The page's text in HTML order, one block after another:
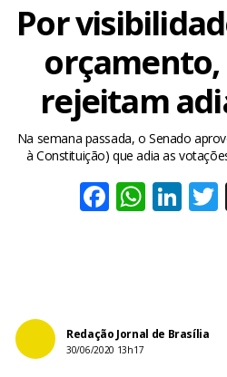
Por
rejeitam
Na semana passada, o Senado
à Constituição) que adia as
Redação Jornal de Brasília
30/06/2020 13h17